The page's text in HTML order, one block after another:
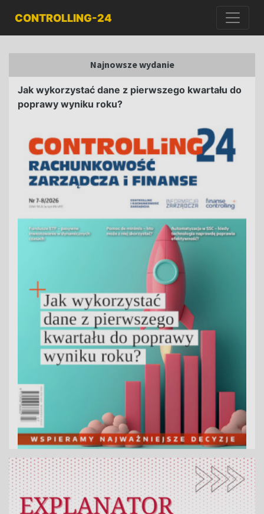
CONTROLLING-24
Najnowsze wydanie
Jak wykorzystać dane z pierwszego kwartału do
poprawy wyniku roku?